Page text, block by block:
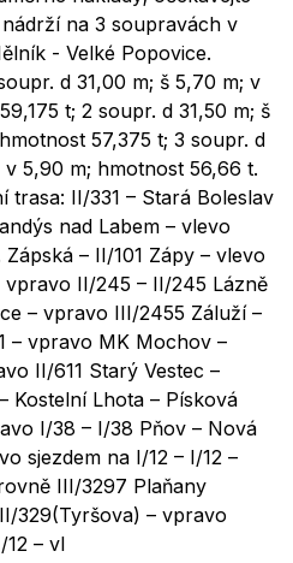
na 3 soupravách v
- Velké Popovice.
d 31,00 m; š 5,70 m; v
t; 2 soupr. d 31,50 m; š
57,375 t; 3 soupr. d
v 5,90 m; hmotnost 56,66 t.
trasa: II/331 – Stará Boleslav
nad Labem – vlevo
– II/101 Zápy – vlevo
vpravo II/245 – II/245 Lázně
– vpravo III/2455 Záluží –
– vpravo MK Mochov –
II/611 Starý Vestec –
Kostelní Lhota – Písková
I/38 – I/38 Pňov – Nová
sjezdem na I/12 – I/12 –
III/3297 Plaňany
329(Tyršova) – vpravo
12 – vl